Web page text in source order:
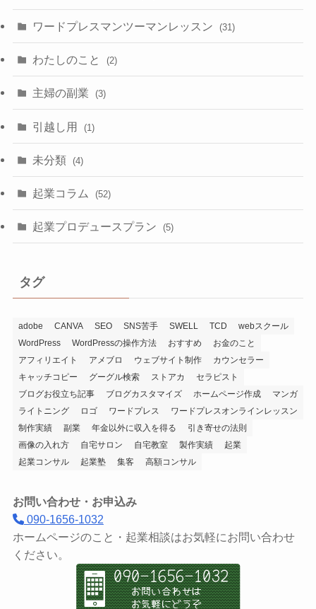
ワードプレスマンツーマンレッスン (31)
わたしのこと (2)
主婦の副業 (3)
引越し用 (1)
未分類 (4)
起業コラム (52)
起業プロデュースプラン (5)
タグ
adobe CANVA SEO SNS苦手 SWELL TCD
webスクール
WordPress
WordPressの操作方法 おすすめ
お金のこと
アフィリエイト
アメブロ ウェブサイト制作
カウンセラー
キャッチコピー
グーグル検索 ストアカ
セラピスト
ブログお役立ち記事
ブログカスタマイズ ホームページ作成
マンガ
ライトニング
ロゴ ワードプレス
ワードプレスオンラインレッスン
制作実績
副業 年金以外に収入を得る
引き寄せの法則
画像の入れ方
自宅サロン 自宅教室 製作実績
起業
起業コンサル
起業塾 集客 高額コンサル
お問い合わせ・お申込み
090-1656-1032
ホームページのこと・起業相談はお気軽にお問い合わせ
ください。